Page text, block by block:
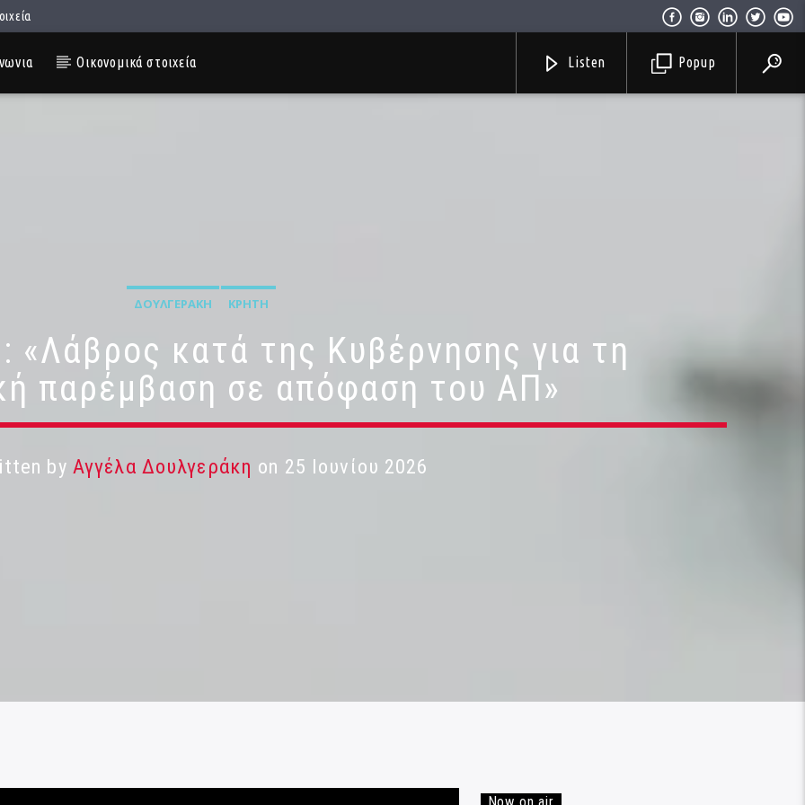
Οικονομικά στοιχεία Popup
Listen
ΔΟΥΛΓΕΡΆΚΗ ΚΡΉΤΗ
«Λάβρος κατά της Κυβέρνησης για τη
παρέμβαση σε απόφαση του ΑΠ»
by Αγγέλα Δουλγεράκη on 25 Ιουνίου 2026